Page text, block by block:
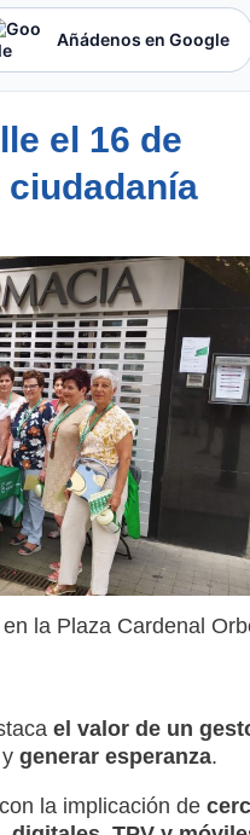
Añádenos en Google
el 16 de
la Plaza Cardenal
el valor de un
y generar esperanza.
la implicación de